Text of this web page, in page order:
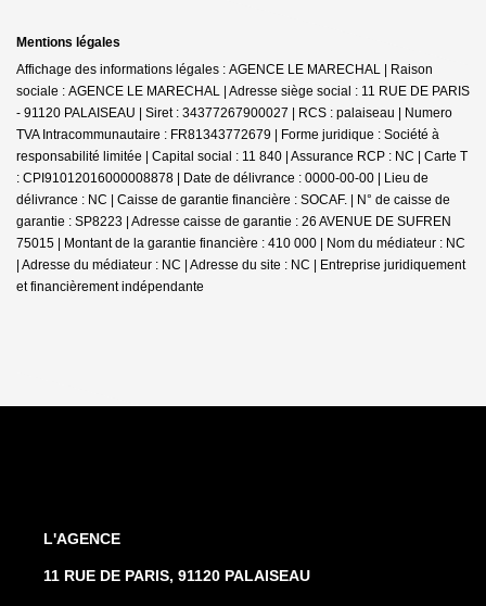
Mentions légales
Affichage des informations légales : AGENCE LE MARECHAL | Raison
sociale : AGENCE LE MARECHAL | Adresse siège social : 11 RUE DE PARIS
- 91120 PALAISEAU | Siret : 34377267900027 | RCS : palaiseau | Numero
TVA Intracommunautaire : FR81343772679 | Forme juridique : Société à
responsabilité limitée | Capital social : 11 840 | Assurance RCP : NC | Carte T
: CPI91012016000008878 | Date de délivrance : 0000-00-00 | Lieu de
délivrance : NC | Caisse de garantie financière : SOCAF. | N° de caisse de
garantie : SP8223 | Adresse caisse de garantie : 26 AVENUE DE SUFREN
75015 | Montant de la garantie financière : 410 000 | Nom du médiateur : NC
| Adresse du médiateur : NC | Adresse du site : NC | Entreprise juridiquement
et financièrement indépendante
L'AGENCE
11 RUE DE PARIS, 91120 PALAISEAU